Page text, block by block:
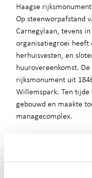
Haagse
Op steenworpafstand
Carnegylaan, tevens
organisatiegroei heeft
herhuisvesten, en
huurovereenkomst.
rijksmonument uit
Willemspark. Ten
gebouwd en maakte
managecomplex.
Bram van
voor de